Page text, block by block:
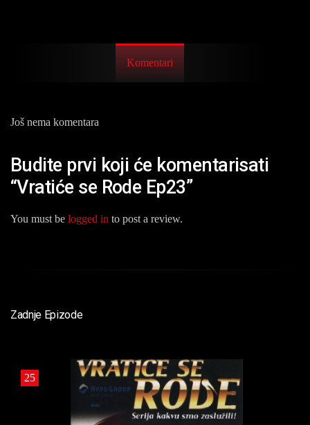
Komentari
Još nema komentara
Budite prvi koji će komentarisati
“Vratiće se Rode Ep23”
You must be logged in to post a review.
Zadnje Epizode
25